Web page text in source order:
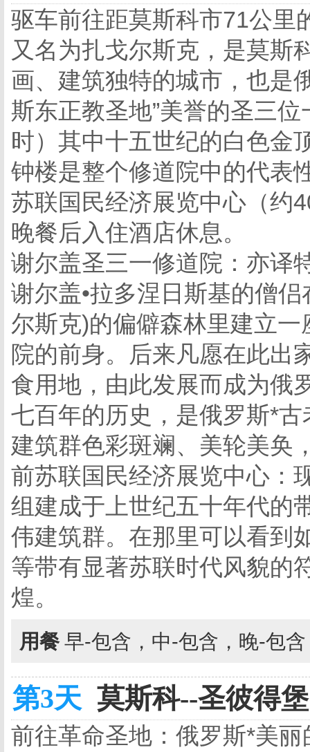
驱车前往距莫斯科市71公里
又名为扎戈尔斯克，是莫斯
画、建筑独特的城市，也是
斯东正教圣地”美誉的圣三
时）其中十五世纪的白色金
钟楼是整个修道院中的代表
苏联国民经济展览中心（约
晚餐后入住酒店休息。
谢尔盖圣三一修道院：亦译
谢尔盖•拉多涅日斯基的僧
尔斯克)的偏僻森林里建立
院的前身。后来凡愿在此出
食用地，由此发展而成为俄
七百年的历史，是俄罗斯*
建筑群色彩斑斓、美轮美奂
前苏联国民经济展览中心：
组建成于上世纪五十年代的
伟建筑群。在那里可以看到
等带有显著苏联时代风貌的
煌。
用餐 早-包含，中-包含，晚-包
第3天 莫斯科--圣彼得
前往革命圣地：俄罗斯*美